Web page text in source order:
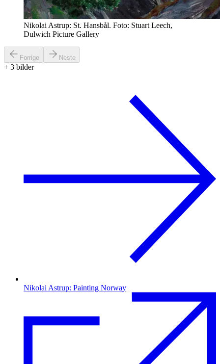
Nikolai Astrup: St. Hansbål. Foto: Stuart Leech,
Dulwich Picture Gallery
Forrige Neste
+ 3 bilder
Nikolai Astrup: Painting Norway